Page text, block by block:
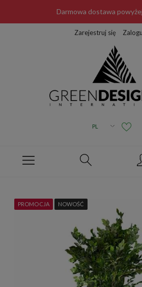
Darmowa dostawa
Zarejestruj się
PROMOCJA NOWOŚĆ